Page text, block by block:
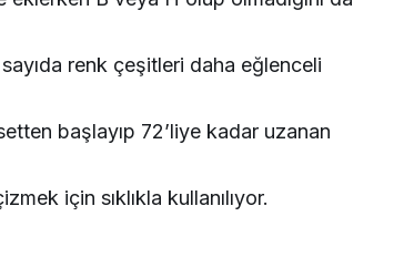
renk çeşitleri daha eğlenceli
başlayıp 72’liye kadar uzanan
için sıklıkla kullanılıyor.